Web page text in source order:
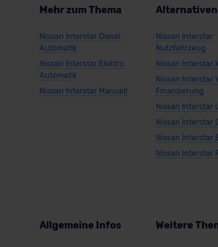
Mehr zum Thema
Nissan Interstar Diesel
Automatik
Nissan Interstar Elektro
Automatik
Nissan Interstar Manuell
Alternativen
Nissan Interstar
Nutzfahrzeug
Nissan Interstar
Nissan Interstar
Finanzierung
Nissan Interstar
Nissan Interstar
Nissan Interstar
Nissan Interstar
Allgemeine Infos Weitere